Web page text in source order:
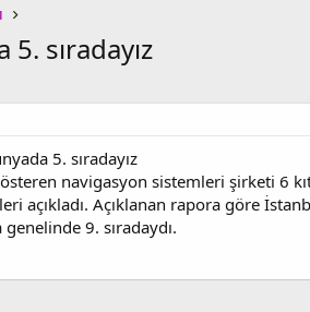
sıradayız
5. sıradayız
navigasyon sistemleri şirketi 6
açıkladı. Açıklanan rapora göre
9. sıradaydı.